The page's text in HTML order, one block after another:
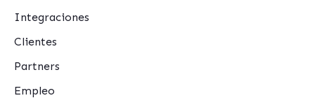
Integraciones
Clientes
Partners
Empleo